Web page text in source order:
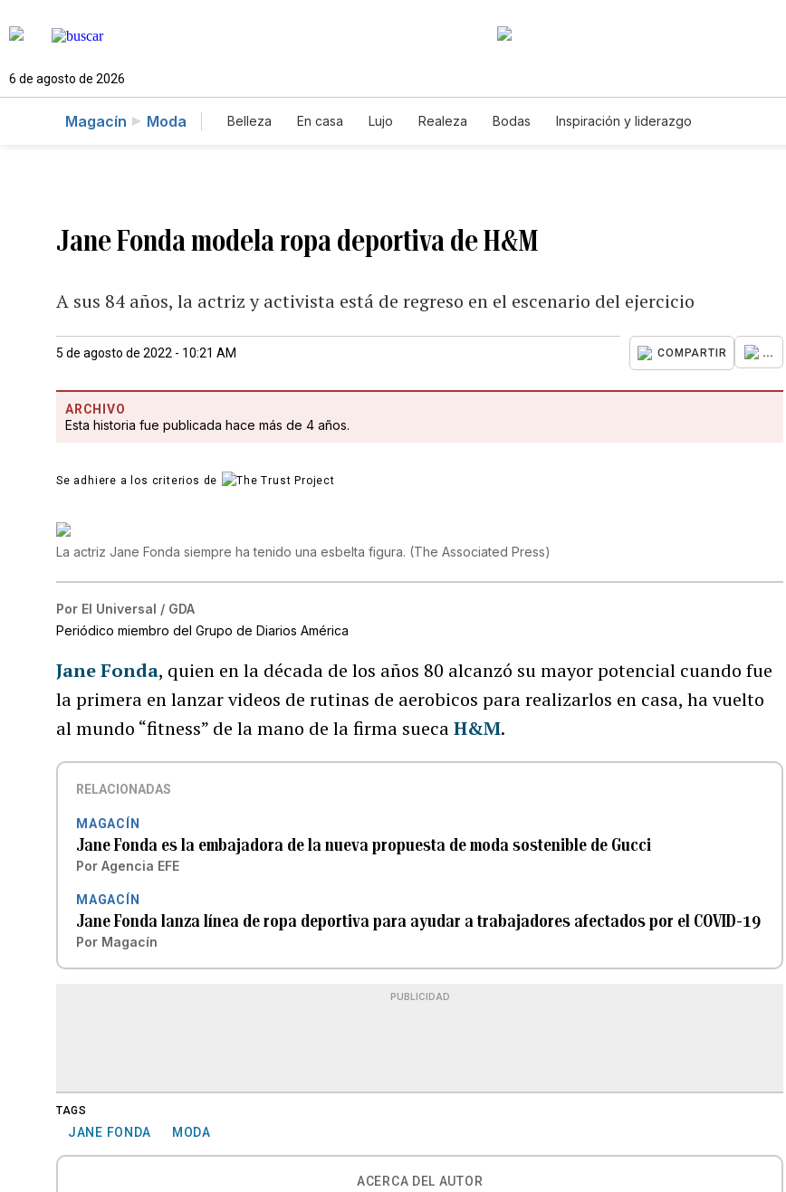
6 de agosto de 2026
Magacín Moda Belleza En casa Lujo Realeza Bodas Inspiración y liderazgo
Jane Fonda modela ropa deportiva de H&M
A sus 84 años, la actriz y activista está de regreso en el escenario del ejercicio
5 de agosto de 2022 - 10:21 AM COMPARTIR ...
ARCHIVO
Esta historia fue publicada hace más de 4 años.
Se adhiere a los criterios de
La actriz Jane Fonda siempre ha tenido una esbelta figura. (The Associated Press)
Por El Universal / GDA
Periódico miembro del Grupo de Diarios América
Jane Fonda, quien en la década de los años 80 alcanzó su mayor potencial cuando fue
la primera en lanzar videos de rutinas de aerobicos para realizarlos en casa, ha vuelto
al mundo “fitness” de la mano de la firma suecaH&M.
RELACIONADAS
MAGACÍN
Jane Fonda es la embajadora de la nueva propuesta de moda sostenible de Gucci
Por Agencia EFE
MAGACÍN
Jane Fonda lanza línea de ropa deportiva para ayudar a trabajadores afectados por el COVID-19
Por Magacín
PUBLICIDAD
TAGS
JANE FONDA MODA
ACERCA DEL AUTOR